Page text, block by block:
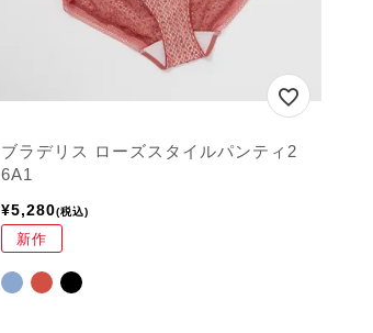
ブラデリス ローズスタイルパンティ2
6A1
¥5,280 税込
新作